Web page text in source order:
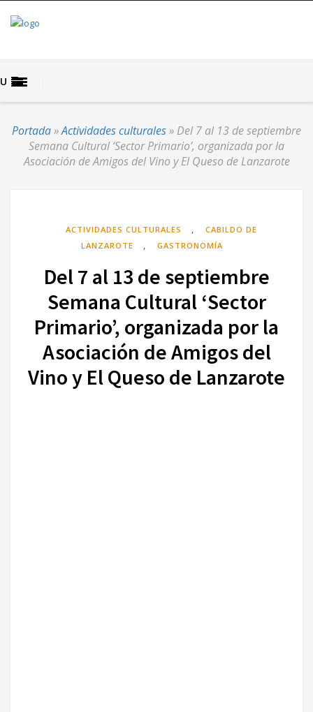
Portada»Actividades culturales» Del 7 al 13 de septiembre
Semana Cultural ‘Sector Primario’, organizada por la
Asociación de Amigos del Vino y El Queso de Lanzarote
ACTIVIDADES CULTURALES ,
CABILDO DE
LANZAROTE
, GASTRONOMÍA
Del 7 al 13 de septiembre
Semana Cultural ‘Sector
Primario’, organizada por la
Asociación de Amigos del
Vino y El Queso de Lanzarote